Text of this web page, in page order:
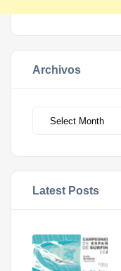
Archivos
Latest Posts